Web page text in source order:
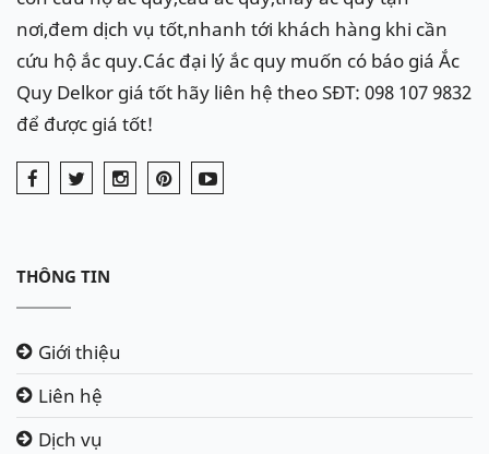
của thương hiệu Delkor .
- Hỗ trợ lắp đặt tận nơi nhiều khu vực: Hà Nội - Hải
Phòng - Đà Nẵng - TP.HCM....Giao hàng toàn quốc.
Fanpage
facebook:https://www.facebook.com
được tư vấn và lắp đặt tận nơi miễn phí tại nhà!!!
Delkor rất hân hạnh được phục
vụ quý khách!
nơi,đem dịch vụ tốt,nhanh tới khách hàng khi cần
cứu hộ ắc quy.Các đại lý ắc quy muốn có báo giá Ắc
Quy Delkor giá tốt hãy liên hệ theo SĐT: 098 107 9832
để được giá tốt!
THÔNG TIN
Giới thiệu
Liên hệ
Dịch vụ